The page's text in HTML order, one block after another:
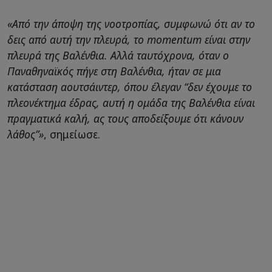
«Από την άποψη της νοοτροπίας, συμφωνώ ότι αν το
δεις από αυτή την πλευρά, το momentum είναι στην
πλευρά της Βαλένθια. Αλλά ταυτόχρονα, όταν ο
Παναθηναϊκός πήγε στη Βαλένθια, ήταν σε μια
κατάσταση αουτσάιντερ, όπου έλεγαν “δεν έχουμε το
πλεονέκτημα έδρας, αυτή η ομάδα της Βαλένθια είναι
πραγματικά καλή, ας τους αποδείξουμε ότι κάνουν
λάθος”», σημείωσε.